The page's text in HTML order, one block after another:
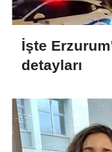
İşte
detayları